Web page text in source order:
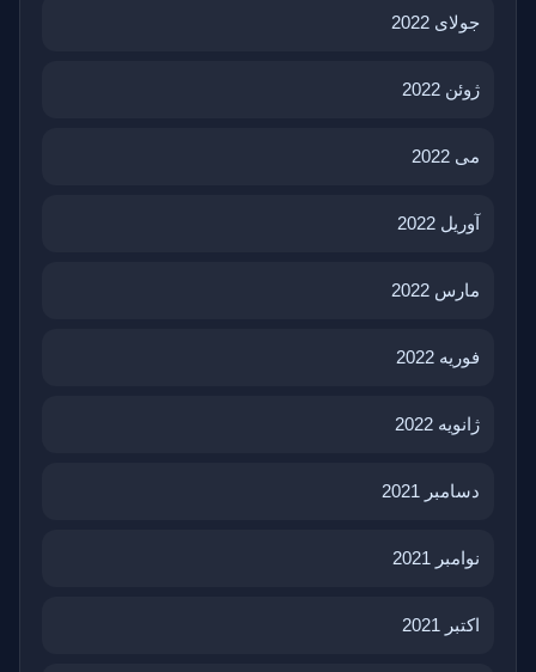
جولای 2022
ژوئن 2022
می 2022
آوریل 2022
مارس 2022
فوریه 2022
ژانویه 2022
دسامبر 2021
نوامبر 2021
اکتبر 2021